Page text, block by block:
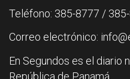
Teléfono: 385-8777 /
Correo electrónico:
En Segundos es el diario
República de Panamá.